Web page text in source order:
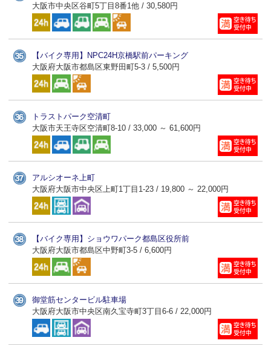
大阪市中央区谷町5丁目8番1他 / 30,580円
【バイク専用】NPC24H京橋駅前パーキング
大阪府大阪市都島区東野田町5-3 / 5,500円
トラストパーク空清町
大阪市天王寺区空清町8-10 / 33,000 ～ 61,600円
アルシオーネ上町
大阪府大阪市中央区上町1丁目1-23 / 19,800 ～ 22,000円
【バイク専用】ショウワパーク都島区役所前
大阪府大阪市都島区中野町3-5 / 6,600円
御堂筋センタービル駐車場
大阪府大阪市中央区南久宝寺町3丁目6-6 / 22,000円